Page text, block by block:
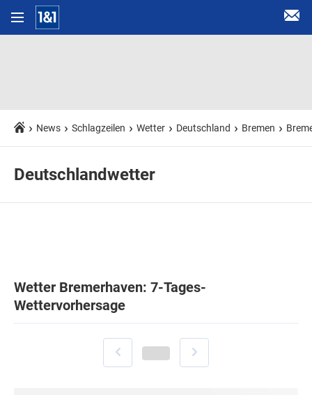
News Schlagzeilen Wetter Deutschland Bremen
Deutschlandwetter
Wetter Bremerhaven: 7-Tages-
Wettervorhersage